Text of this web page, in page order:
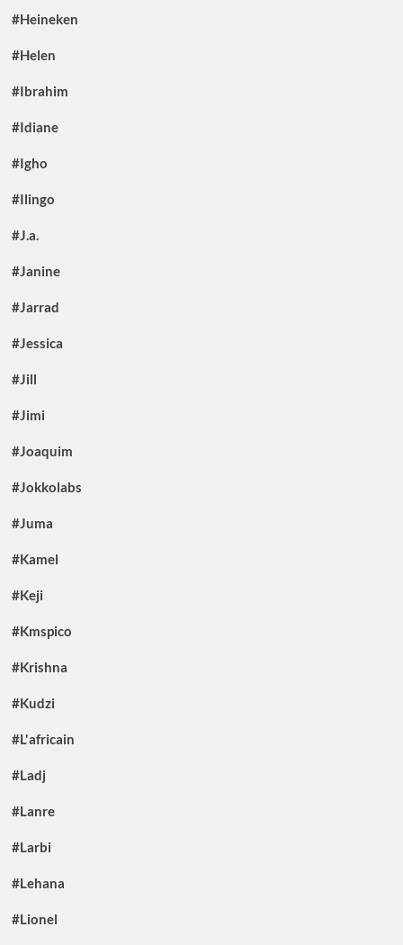
#Heineken
#Helen
#Ibrahim
#Idiane
#Igho
#Ilingo
#J.a.
#Janine
#Jarrad
#Jessica
#Jill
#Jimi
#Joaquim
#Jokkolabs
#Juma
#Kamel
#Keji
#Kmspico
#Krishna
#Kudzi
#L'africain
#Ladj
#Lanre
#Larbi
#Lehana
#Lionel